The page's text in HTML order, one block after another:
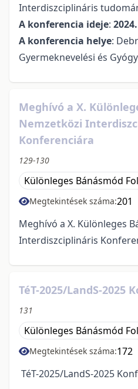
Interdiszciplináris
A konferencia ideje:
A konferencia helye:
Gyermeknevelési és
Meghívó a X.
Nemzetközi
Konferenciára
129-130
Különleges Bánásmód
Megtekintések száma:201
Meghívó a X. Különleges
Interdiszciplináris
TéT-2025/LandS-2025
131
Különleges Bánásmód
Megtekintések száma:172
TéT-2025/LandS-2025